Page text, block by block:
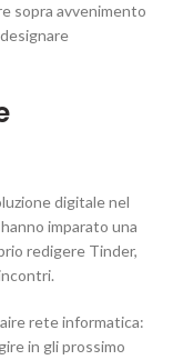
sopra avvenimento
digitale nel
imparato una
redigere Tinder,
rete informatica:
in gli prossimo